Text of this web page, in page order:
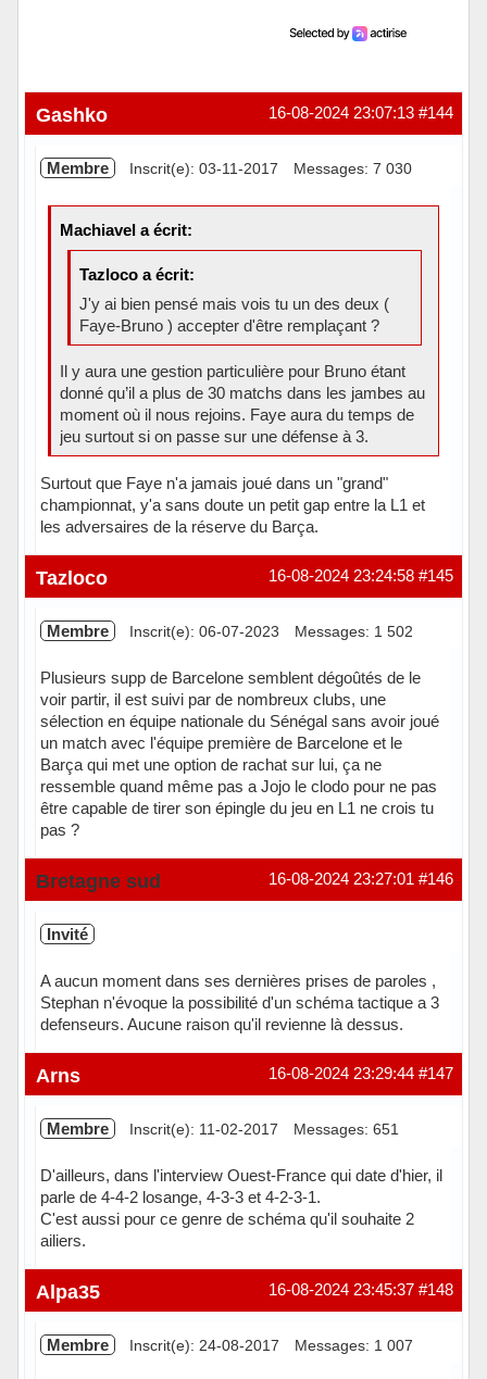
#144
16-08-2024 23:07:13
Gashko
Membre Inscrit(e): 03-11-2017 Messages: 7 030
Machiavel a écrit:
Tazloco a écrit:
J'y ai bien pensé mais vois tu un des deux (
Faye-Bruno ) accepter d'être remplaçant ?
Il y aura une gestion particulière pour Bruno étant
donné qu’il a plus de 30 matchs dans les jambes au
moment où il nous rejoins. Faye aura du temps de
jeu surtout si on passe sur une défense à 3.
Surtout que Faye n'a jamais joué dans un "grand"
championnat, y'a sans doute un petit gap entre la L1 et
les adversaires de la réserve du Barça.
Hors ligne #145
16-08-2024 23:24:58
Tazloco
Membre Inscrit(e): 06-07-2023 Messages: 1 502
Plusieurs supp de Barcelone semblent dégoûtés de le
voir partir, il est suivi par de nombreux clubs, une
sélection en équipe nationale du Sénégal sans avoir joué
un match avec l'équipe première de Barcelone et le
Barça qui met une option de rachat sur lui, ça ne
ressemble quand même pas a Jojo le clodo pour ne pas
être capable de tirer son épingle du jeu en L1 ne crois tu
pas ?
Hors ligne #146
16-08-2024 23:27:01
Bretagne sud
Invité
A aucun moment dans ses dernières prises de paroles ,
Stephan n'évoque la possibilité d'un schéma tactique a 3
defenseurs. Aucune raison qu'il revienne là dessus.
#147
16-08-2024 23:29:44
Arns
Membre Inscrit(e): 11-02-2017 Messages: 651
D'ailleurs, dans l'interview Ouest-France qui date d'hier, il
parle de 4-4-2 losange, 4-3-3 et 4-2-3-1.
C'est aussi pour ce genre de schéma qu'il souhaite 2
ailiers.
Hors ligne #148
16-08-2024 23:45:37
Alpa35
Membre Inscrit(e): 24-08-2017 Messages: 1 007